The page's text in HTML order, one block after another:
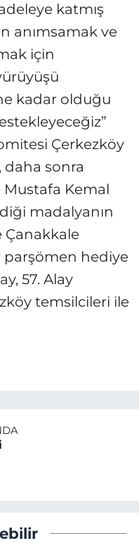
katmış
anımsamak ve
için
kadar olduğu
Çerkezköy
daha sonra
Mustafa Kemal
madalyanın
parşömen hediye
57. Alay
temsilcileri ile